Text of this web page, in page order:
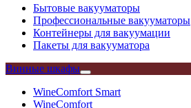
Бытовые вакууматоры
Профессиональные вакууматоры
Контейнеры для вакуумации
Пакеты для вакууматора
Винные шкафы
WineComfort Smart
WineComfort